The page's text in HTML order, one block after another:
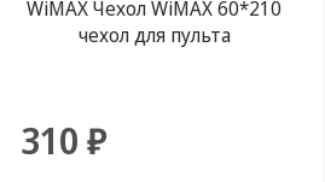
WiMAX Чехол WiMAX 60*210
чехол для пульта
310 ₽